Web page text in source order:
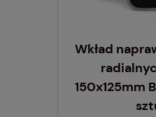
Wkład
150x125mm